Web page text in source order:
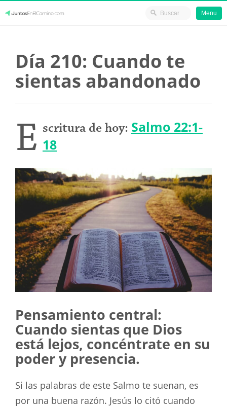
content
Menu
Día 210: Cuando te
sientas abandonado
E scritura de hoy: Salmo 22:1-
18
Pensamiento central:
Cuando sientas que Dios
está lejos, concéntrate en su
poder y presencia.
Si las palabras de este Salmo te suenan, es
por una buena razón. Jesús lo citó cuando